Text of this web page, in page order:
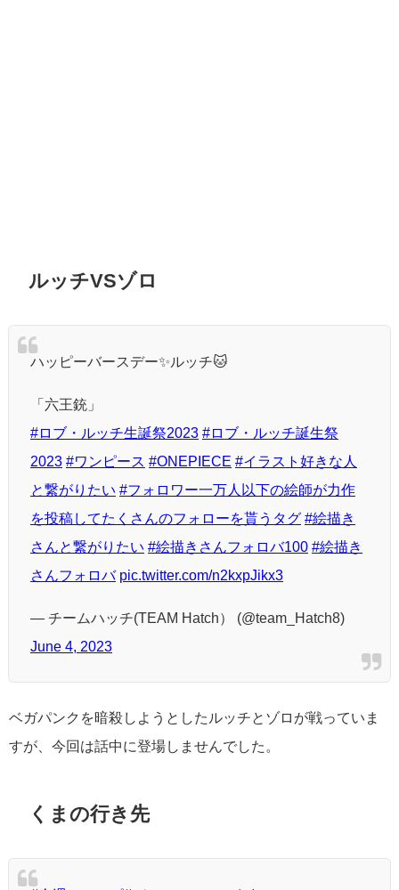
ルッチVSゾロ
ハッピーバースデー✨ルッチ🐱
「六王銃」
#ロブ・ルッチ生誕祭2023 #ロブ・ルッチ誕生祭
2023 #ワンピース #ONEPIECE #イラスト好きな人
と繋がりたい #フォロワー一万人以下の絵師が力作
を投稿してたくさんのフォローを貰うタグ #絵描き
さんと繋がりたい #絵描きさんフォロバ100 #絵描き
さんフォロバ pic.twitter.com/n2kxpJikx3
— チームハッチ(TEAM Hatch） (@team_Hatch8)
June 4, 2023
ベガパンクを暗殺しようとしたルッチとゾロが戦っていま
すが、今回は話中に登場しませんでした。
くまの行き先